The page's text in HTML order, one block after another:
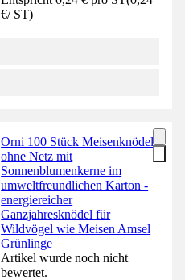
€/ ST)
Orni 100 Stück Meisenknödel
ohne Netz mit
Sonnenblumenkerne im
umweltfreundlichen Karton -
energiereicher
Ganzjahresknödel für
Wildvögel wie Meisen Amsel
Grünlinge
Artikel wurde noch nicht
bewertet.